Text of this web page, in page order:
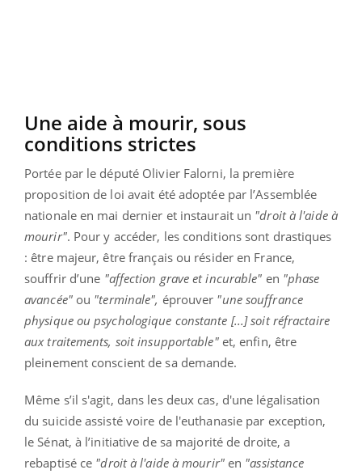
Une aide à mourir, sous
conditions strictes
Portée par le député Olivier Falorni, la première
proposition de loi avait été adoptée par l’Assemblée
nationale en mai dernier et instaurait un "droit à l'aide à
mourir". Pour y accéder, les conditions sont drastiques
: être majeur, être français ou résider en France,
souffrir d’une "affection grave et incurable" en "phase
avancée" ou "terminale", éprouver "une souffrance
physique ou psychologique constante [...] soit réfractaire
aux traitements, soit insupportable"et, enfin, être
pleinement conscient de sa demande.
Même s’il s'agit, dans les deux cas, d'une légalisation
du suicide assisté voire de l'euthanasie par exception,
le Sénat, à l’initiative de sa majorité de droite, a
rebaptisé ce "droit à l'aide à mourir" en "assistance